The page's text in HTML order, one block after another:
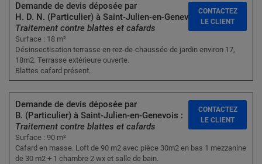
Demande de devis déposée par
H. D. N. (Particulier) à Saint-Julien-en-Genevois :
Traitement contre blattes et cafards
Surface : 18 m²
Désinsectisation terrasse en rez-de-chaussée de jardin environ 17,
18m2. Terrasse extérieure ouverte.
Blattes cafard présent.
CONTACTEZ
LE CLIENT
Demande de devis déposée par
B. (Particulier) à Saint-Julien-en-Genevois :
Traitement contre blattes et cafards
Surface : 90 m²
Cafard en masse. Loft de 90 m2 avec pièce 30m2 en bas 1 mezzanine
de 30 m2 + 1 chambre 2 wx et salle de bain.
CONTACTEZ
LE CLIENT